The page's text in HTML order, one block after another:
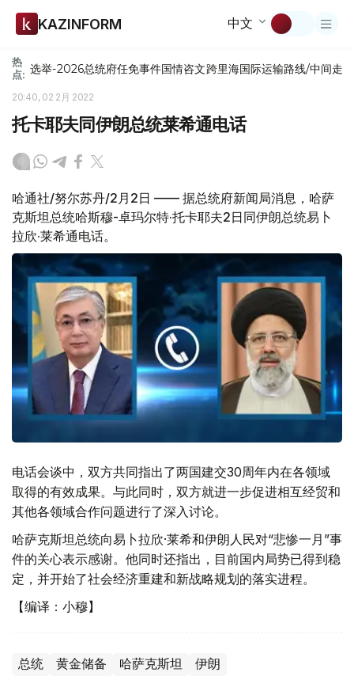
KAZINFORM 中文
热
点: 选举-2026总统府任免事件国情咨文跨里海国际运输路线/中间走廊
20:40, 02 2月 2022
托卡耶夫同伊朗总统莱希通电话
哈通社/努尔苏丹/2月2日 —— 据总统府新闻局消息，哈萨
克斯坦总统哈斯穆-卓玛尔特·托卡耶夫2日同伊朗总统易卜
拉欣·莱希通电话。
电话会谈中，双方共同指出了两国建交30周年内在各领域
取得的有效成果。与此同时，双方就进一步促进相互经贸和
其他各领域合作问题进行了深入讨论。
哈萨克斯坦总统向易卜拉欣·莱希和伊朗人民对“悲惨一月”事
件的关心表示感谢。他同时还指出，目前国内局势已得到稳
定，并开始了社会经济重建和新战略规划的落实进程。
【编译：小穆】
总统 黄金储备 哈萨克斯坦 伊朗